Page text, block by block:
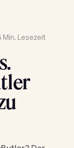
Min. Lesezeit